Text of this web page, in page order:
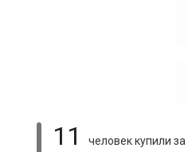
11 человек купили